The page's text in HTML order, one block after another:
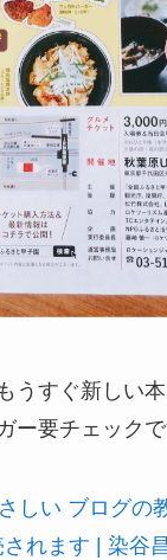
うすぐ新しい
ー要チェックで
しい ブログの
れます | 染谷